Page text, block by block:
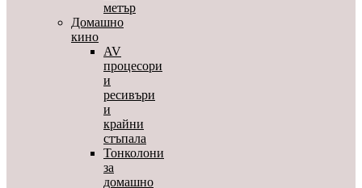
метър
Домашно
кино
AV
процесори
и
ресивъри
и
крайни
стъпала
Тонколони
за
домашно